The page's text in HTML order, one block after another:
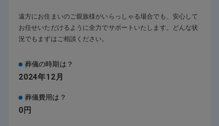
遠方にお住まいのご親族様がいらっしゃる場合でも、安心して
お任せいただけるように全力でサポートいたします。どんな状
況でもまずはご相談ください。
葬儀の時期は？
2024年12月
葬儀費用は？
0円